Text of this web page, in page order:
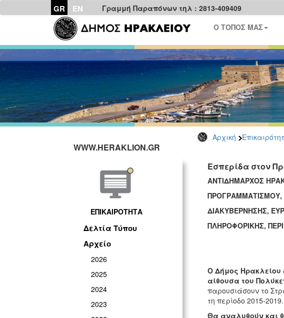
GR EN Γραμμή Παραπόνων τηλ : 2813-409409
Ο ΤΟΠΟΣ ΜΑΣ
Αρχική
WWW.HERAKLION.GR
ΕΠΙΚΑΙΡΟΤΗΤΑ
Δελτία Τύπου
Αρχείο
2026
2025
2024
2023
Εσπερίδα στον
ΠΡΟΓΡΑΜΜΑΤΙΣΜΟΥ,
ΔΙΑΚΥΒΕΡΝΗΣΗΣ,
ΠΛΗΡΟΦΟΡΙΚΗΣ,
Ο Δήμος Ηρακλείου
αίθουσα του
παρουσιάσουν το
τη περίοδο 2015-2019.
Θα αναλυθούν και